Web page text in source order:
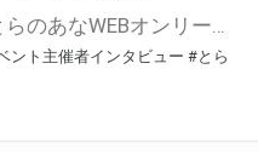
こんにちは、とらのあなWEBオンリー運営スタッフです。 新たにお届けする、イベント主催者インタビュー-マルシェ編-は、 とらのあなWEBオンリー「マルシェ」をご利用した主催様に 「マルシェ」を使って開催した感想や心がけをお聞きする企画です。 今回は、WEBオンリー初開催「つるみかるぱれーど
ント主催者インタビュー #とら